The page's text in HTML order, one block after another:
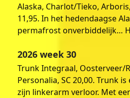
Alaska, Charlot/Tieko, Arboris,
11,95. In het hedendaagse
permafrost onverbiddelijk…
2026 week 30
Trunk Integraal, Oosterveer/
Personalia, SC 20,00. Trunk
zijn linkerarm verloor. Met